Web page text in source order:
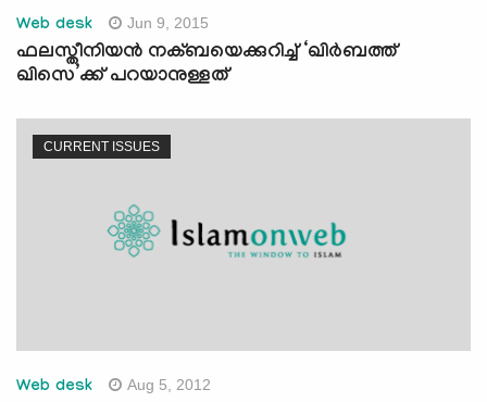
Web desk Jun 9, 2015
ഫലസ്തീനിയന്‍ നക്ബയെക്കുറിച്ച് ‘ഖിര്‍ബത്ത്
ഖിസെ’ക്ക് പറയാനുള്ളത്
CURRENT ISSUES
Web desk Aug 5, 2012